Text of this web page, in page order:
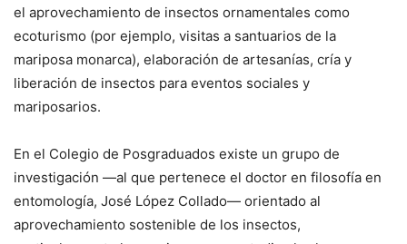
el aprovechamiento de insectos ornamentales como
ecoturismo (por ejemplo, visitas a santuarios de la
mariposa monarca), elaboración de artesanías, cría y
liberación de insectos para eventos sociales y
mariposarios.
En el Colegio de Posgraduados existe un grupo de
investigación —al que pertenece el doctor en filosofía en
entomología, José López Collado— orientado al
aprovechamiento sostenible de los insectos,